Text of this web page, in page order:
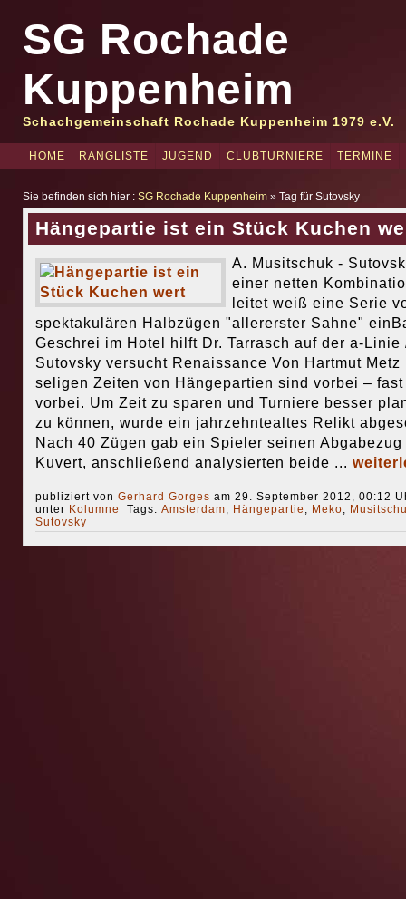
SG Rochade
Kuppenheim
Schachgemeinschaft Rochade Kuppenheim 1979 e.V.
HOME RANGLISTE JUGEND CLUBTURNIERE TERMINE
Sie befinden sich hier : SG Rochade Kuppenheim» Tag für Sutovsky
Hängepartie ist ein Stück Kuchen
A. Musitschuk -
einer netten
leitet weiß eine Serie
spektakulären Halbzügen "allererster Sahne"
Geschrei im Hotel hilft Dr. Tarrasch auf der a-Linie
Sutovsky versucht Renaissance Von Hartmut Metz
seligen Zeiten von Hängepartien sind vorbei – fast
vorbei. Um Zeit zu sparen und Turniere besser
zu können, wurde ein jahrzehntealtes Relikt
Nach 40 Zügen gab ein Spieler seinen
Kuvert, anschließend analysierten beide ...
publiziert von Gerhard Gorges am 29. September 2012, 00:12
unter Kolumne Tags: Amsterdam, Hängepartie , Meko,
Sutovsky